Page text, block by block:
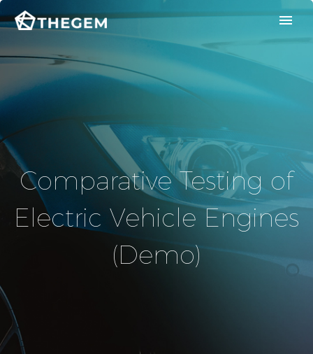
Comparative Testing of
Electric Vehicle Engines
(Demo)